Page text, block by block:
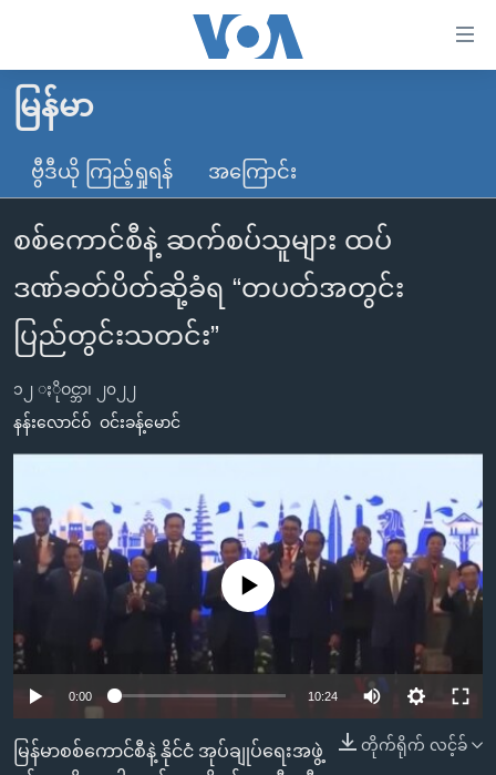
လွယ်ကူ
စေ
သည့်
Link
များ
ပင်မ
အကြောင်းအရာ
သို့
ကျော်
ကြည့်
ညွန်း
စာမျက်နှာ
ကြည့်
ရန်
မူလစာမျက်နှာ
မြန်မာ
ကမ္ဘာ့သတင်းများ
နိုင်ငံတကာ
အမေရိကန်
တရုတ်
အစ္စရေး-ပါလက်စတိုင်း
ဗွီဒီယို
သတင်းလွတ်လပ်ခွင့်
ရပ်ဝန်းတခု လမ်းတခု အလွန်
အင်္ဂလိပ်စာလေ့လာမယ်
အမေရိကန်သုံးအီဒီယံ
မကြေးမုံရဲ့ အင်္ဂလိပ်စာ
သုတပဒေသာ အင်္ဂလိပ်စာ
အပတ်စဉ်ကဏ္ဍများ
ရေဒီယိုနှင့်ရုပ်သံ အချက်အလက်များ
Learning English
ဗွီအိုအေ လူမှုကွန်ယက်များ
ဘာသာစကားများ
မြန်မာ
ဗွီဒီယို ကြည့်ရှုရန် အကြောင်း
စစ်ကောင်စီနဲ့ ဆက်စပ်သူများ ထပ်
ဒဏ်ခတ်ပိတ်ဆို့ခံရ “တပတ်အတွင်း
ပြည်တွင်းသတင်း”
၁၂ ႏိုဝင္ဘာ၊ ၂၀၂၂
နန်းလောင်ဝ် ဝင်းခန့်မောင်
No media source currently available
0:00 10:24
တိုက်ရိုက် လင့်ခ်
မြန်မာစစ်ကောင်စီနဲ့ နိုင်ငံ အုပ်ချုပ်ရေးအဖွဲ့